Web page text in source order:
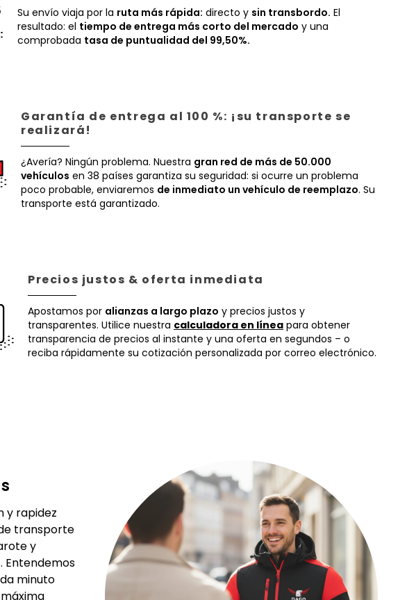
Su envío viaja por la ruta más rápida: directo y sin transbordo. El
resultado: el tiempo de entrega más corto del mercado y una
comprobada tasa de puntualidad del 99,50%.
Garantía de entrega al 100 %: ¡su transporte se
realizará!
¿Avería? Ningún problema. Nuestra gran red de más de 50.000
vehículos en 38 países garantiza su seguridad: si ocurre un problema
poco probable, enviaremos de inmediato un vehículo de reemplazo. Su
transporte está garantizado.
Precios justos & oferta inmediata
Apostamos por alianzas a largo plazo y precios justos y
transparentes. Utilice nuestra calculadora en línea para obtener
transparencia de precios al instante y una oferta en segundos – o
reciba rápidamente su cotización personalizada por correo electrónico.
y rapidez
transporte
y
Entendemos
minuto